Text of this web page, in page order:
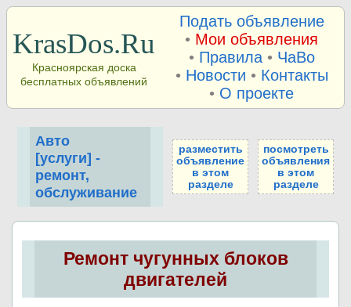
KrasDos.Ru
Красноярская доска
бесплатных объявлений
Подать объявление
• Мои объявления
• Правила• ЧаВо
• Новости • Контакты
• О проекте
Авто
[услуги] -
ремонт,
обслуживание
разместить
объявление
в этом
разделе
посмотреть
объявления
в этом
разделе
Ремонт чугунных блоков
двигателей